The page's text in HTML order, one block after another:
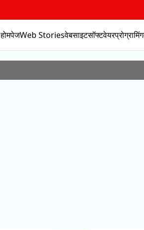
होमपेजWeb Storiesवेबसाइटसॉफ्टवेयरप्रोग्रामिंग